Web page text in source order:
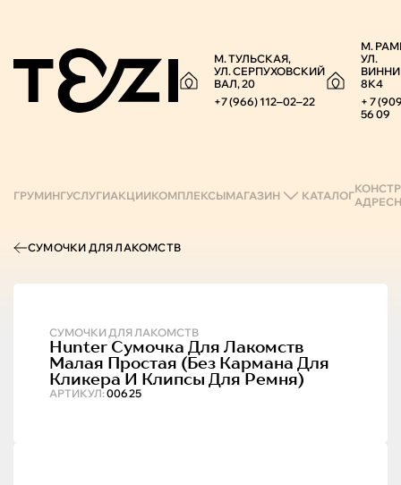
М. ТУЛЬСКАЯ,
УЛ. СЕРПУХОВСКИЙ
ВАЛ, 20
+7 (966) 112‒02‒22
М.
УЛ.
8К4
+ 7
56 09
ГРУМИНГУСЛУГИАКЦИИКОМПЛЕКСЫМАГАЗИН КАТАЛОГ
СУМОЧКИ ДЛЯ ЛАКОМСТВ
СУМОЧКИ ДЛЯ ЛАКОМСТВ
АРТИКУЛ: 00625
Hunter Сумочка Для Лакомств
Малая Простая (без Кармана Для
Кликера И Клипсы Для Ремня)